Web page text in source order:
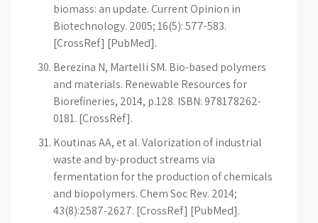
biomass: an update. Current Opinion in
Biotechnology. 2005; 16(5): 577-583.
[CrossRef] [PubMed].
Berezina N, Martelli SM. Bio-based polymers
and materials. Renewable Resources for
Biorefineries, 2014, p.1­28. ISBN: 978­1­78262­
018­1. [CrossRef].
Koutinas AA, et al. Valorization of industrial
waste and by-product streams via
fermentation for the production of chemicals
and biopolymers. Chem Soc Rev. 2014;
43(8):2587-2627. [CrossRef] [PubMed].